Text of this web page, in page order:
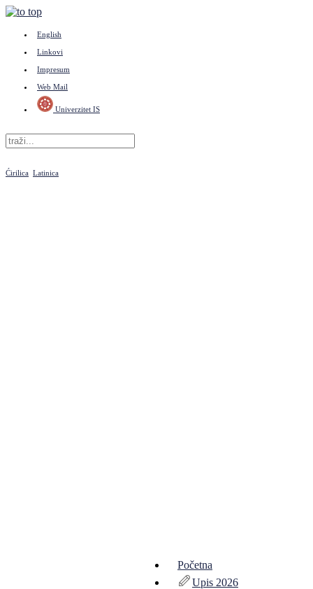
English
Linkovi
Impresum
Web Mail
Univerzitet IS
Ćirilica Latinica
Početna
Upis 2026